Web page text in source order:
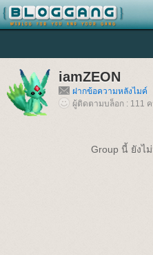
iamZEON
ฝากข้อความหลังไมค์
ผู้ติดตามบล็อก : 111
Group นี้ ยังไ